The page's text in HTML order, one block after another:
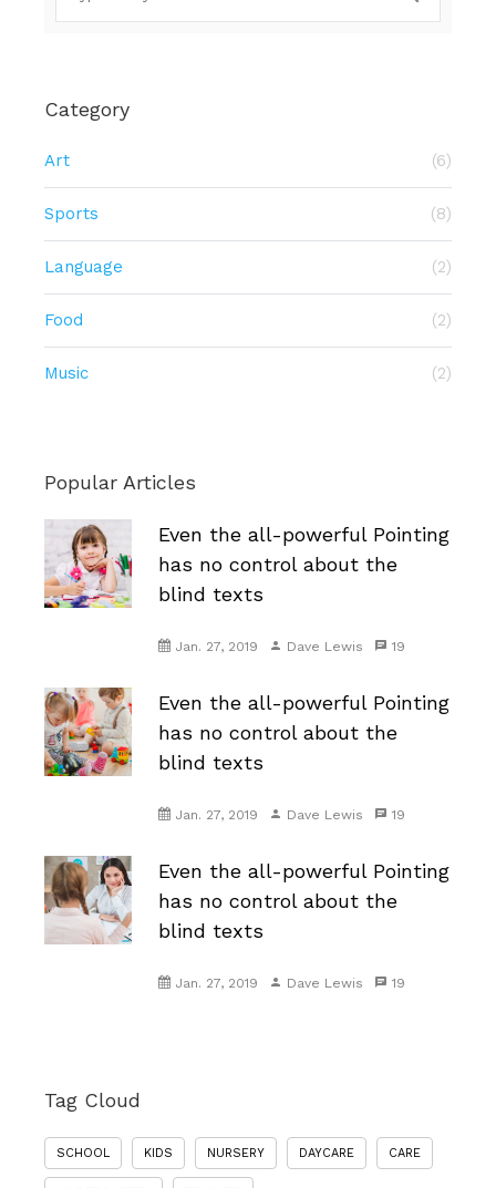
Category
Art (6)
Sports (8)
Language (2)
Food (2)
Music (2)
Popular Articles
Even the all-powerful Pointing
has no control about the
blind texts
Jan. 27, 2019 Dave Lewis 19
Even the all-powerful Pointing
has no control about the
blind texts
Jan. 27, 2019 Dave Lewis 19
Even the all-powerful Pointing
has no control about the
blind texts
Jan. 27, 2019 Dave Lewis 19
Tag Cloud
SCHOOL KIDS NURSERY DAYCARE CARE